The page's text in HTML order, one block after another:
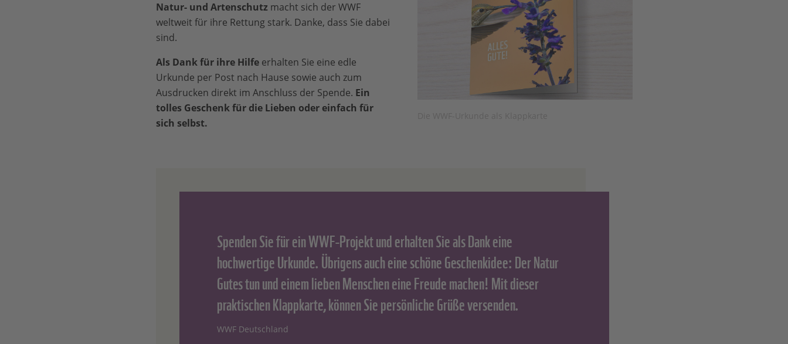
Natur- und Artenschutzmacht sich der WWF
weltweit für ihre Rettung stark. Danke, dass Sie dabei
sind.
Als Dank für ihre Hilfeerhalten Sie eine edle
Urkunde per Post nach Hause sowie auch zum
Ausdrucken direkt im Anschluss der Spende. Ein
tolles Geschenk für die Lieben oder einfach für
sich selbst.
Spenden Sie für ein WWF-Projekt und erhalten Sie als Dank eine
hochwertige Urkunde. Übrigens auch eine schöne Geschenkidee: Der Natur
Gutes tun und einem lieben Menschen eine Freude machen! Mit dieser
praktischen Klappkarte, können Sie persönliche Grüße versenden.
WWF Deutschland